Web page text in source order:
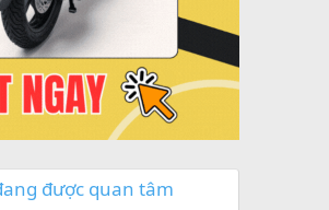
được quan tâm